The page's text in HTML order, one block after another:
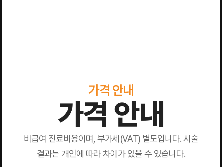
가격 안내
가격 안내
비급여 진료비용이며, 부가세(VAT) 별도입니다. 시술
결과는 개인에 따라 차이가 있을 수 있습니다.